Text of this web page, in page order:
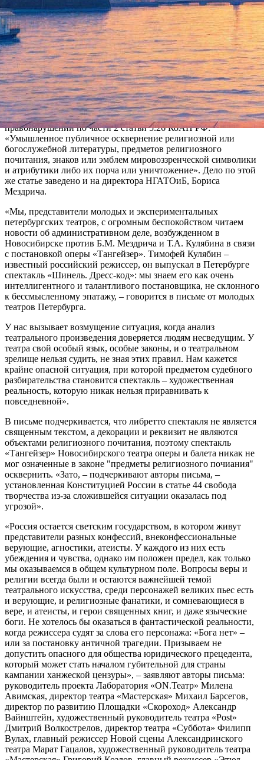
Сегодня в прокуратуру и следственный комитет
Новосибирской области отправилось еще одно письмо в
поддержку молодого режиссера Тимофея Кулябина,
поставившего оперу Вагнера «Тангейзер» в Новосибирском
театре оперы и балета. Письмо подписали представители
молодых и экспериментальных театров Петербурга.
Напомним, что авторская интерпретация оперы побудила
местного митрополита Тихона, спектакля не видевшего,
написать заявление в прокуратуру, которая отреагировала на
эту бумагу и завела дело об административном
правонарушении по части 2 статьи 5.26 КоАП РФ:
«Умышленное публичное осквернение религиозной или
богослужебной литературы, предметов религиозного
почитания, знаков или эмблем мировоззренческой символики
и атрибутики либо их порча или уничтожение». Дело по этой
же статье заведено и на директора НГАТОиБ, Бориса
Мездрича.
«Мы, представители молодых и экспериментальных
петербургских театров, с огромным беспокойством читаем
новости об административном деле, возбужденном в
Новосибирске против Б.М. Мездрича и Т.А. Кулябина в связи
с постановкой оперы «Тангейзер». Тимофей Кулябин –
известный российский режиссер, он выпускал в Петербурге
спектакль «Шинель. Дресс-код»: мы знаем его как очень
интеллигентного и талантливого постановщика, не склонного
к бессмысленному эпатажу, – говорится в письме от молодых
театров Петербурга.
У нас вызывает возмущение ситуация, когда анализ
театрального произведения доверяется людям несведущим. У
театра свой особый язык, особые законы, и о театральном
зрелище нельзя судить, не зная этих правил. Нам кажется
крайне опасной ситуация, при которой предметом судебного
разбирательства становится спектакль – художественная
реальность, которую никак нельзя приравнивать к
повседневной».
В письме подчеркивается, что либретто спектакля не является
священным текстом, а декорации и реквизит не являются
объектами религиозного почитания, поэтому спектакль
«Тангейзер» Новосибирского театра оперы и балета никак не
мог означенные в законе "предметы религиозного почиания"
осквернить. «Зато, – подчеркивают авторы письма, –
установленная Конституцией России в статье 44 свобода
творчества из-за сложившейся ситуации оказалась под
угрозой».
«Россия остается светским государством, в котором живут
представители разных конфессий, внеконфессиональные
верующие, агностики, атеисты. У каждого из них есть
убеждения и чувства, однако им положен предел, как только
мы оказываемся в общем культурном поле. Вопросы веры и
религии всегда были и остаются важнейшей темой
театрального искусства, среди персонажей великих пьес есть
и верующие, и религиозные фанатики, и сомневающиеся в
вере, и атеисты, и герои священных книг, и даже языческие
боги. Не хотелось бы оказаться в фантастической реальности,
когда режиссера судят за слова его персонажа: «Бога нет» –
или за постановку античной трагедии. Призываем не
допустить опасного для общества юридического прецедента,
который может стать началом губительной для страны
кампании ханжеской цензуры», – заявляют авторы письма:
руководитель проекта Лаборатория «ON.Театр» Милена
Авимская, директор театра «Мастерская» Михаил Барсегов,
директор по развитию Площадки «Скороход» Александр
Вайнштейн, художественный руководитель театра «Post»
Дмитрий Волкострелов, директор театра «Суббота» Филипп
Вулах, главный режиссер Новой сцены Александринского
театра Марат Гацалов, художественный руководитель театра